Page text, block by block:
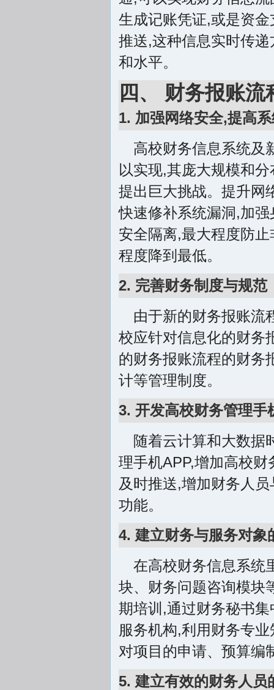
生成记账凭证,或是资
推送,这种信息实时传
和水平。
四、 财务报账
1. 加强网络安全,提高
高校财务信息系统及
以实现,其庞大规模和
提出巨大挑战。提升网
快速修补系统漏洞,加
安全隔离,最大程度防
程度降到最低。
2. 完善财务制度与规范
由于新的财务报账流
校应针对信息化的财务
的财务报账流程的财务
计等管理制度。
3. 开发高校财务管理手
随着云计算和大数据
理手机APP,增加高校
及时推送,增加财务人
功能。
4. 建立财务与服务对象
在高校财务信息系统
块、财务问题咨询模块
期培训,通过财务秘书
服务机构,利用财务专
对项目的申请、预算编
5. 建立有效的财务人员